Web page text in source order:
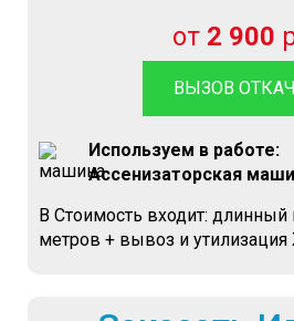
от 2 900
ВЫЗОВ
Используем в работе:
Ассенизаторская
В Стоимость входит:
метров + вывоз и